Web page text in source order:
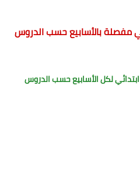
مفصلة بالأسابيع حسب الدروس
لكل الأسابيع حسب الدروس